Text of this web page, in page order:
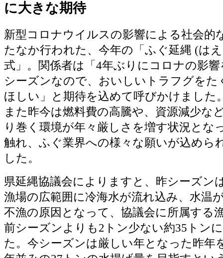
に大きな期待
新型コロナウイルスの影響による社会的
たなか行われた、今年の「ふぐ延縄 (は
式」。関係者は「4年ぶりにコロナの影
シーズンなので、おいしいトラフグをた
ほしい」と期待を込めて呼びかけました
また昨今は燃料費の高騰や、資源減少な
り巻く環境が年々厳しさを増す状況とな
触れ、ふぐ業界への様々な願いが込めら
した。
県延縄協議会によりますと、昨シーズン
漁場の広範囲に冷海水が流れ込み、水温
不漁の原因となって、協議会に所属する
前シーズンよりも2トン少ない約35トン
た。今シーズンは厳しい年となった昨年